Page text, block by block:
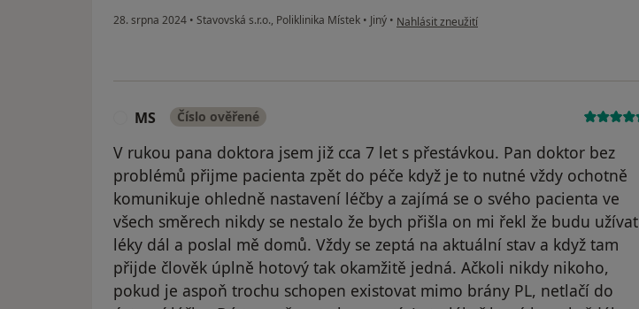
28. srpna 2024 • Stavovská s.r.o., Poliklinika Místek • Jiný • podle názoru uživatele Váš účet byl odstraněn
Nahlásit zneužití
MS Číslo ověřené
V rukou pana doktora jsem již cca 7 let s přestávkou. Pan doktor bez
problémů přijme pacienta zpět do péče když je to nutné vždy ochotně
komunikuje ohledně nastavení léčby a zajímá se o svého pacienta ve
všech směrech nikdy se nestalo že bych přišla on mi řekl že budu užívat
léky dál a poslal mě domů. Vždy se zeptá na aktuální stav a když tam
přijde člověk úplně hotový tak okamžitě jedná. Ačkoli nikdy nikoho,
pokud je aspoň trochu schopen existovat mimo brány PL, netlačí do